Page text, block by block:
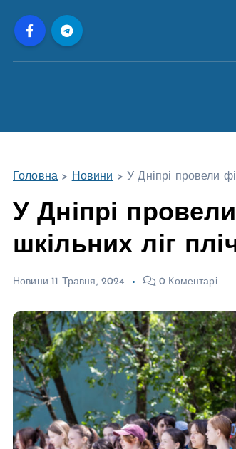
Головна > Новини > У Дніпрі провели
У Дніпрі
шкільних ліг
Новини 11 Травня, 2024 0 Коментарі